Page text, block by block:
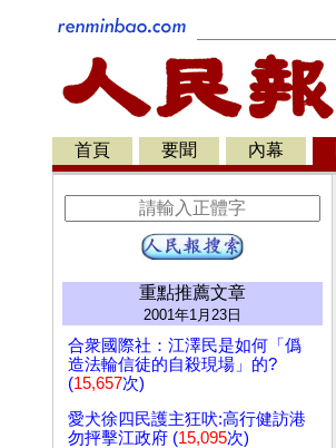
首頁 要聞 內幕
重點推薦文章
2001年1月23日
合衆國際社：江澤民是如何「僞
造法輪信徒的自殺現場」的?
(15,657次)
愛犬徐四民護主狂吠:高行健訪港
勿抨擊江政府 (15,095次)